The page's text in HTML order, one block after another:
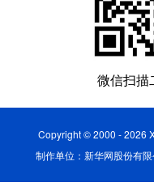
微信扫描
Copyright © 2000 - 2026
制作单位：新华网股份有